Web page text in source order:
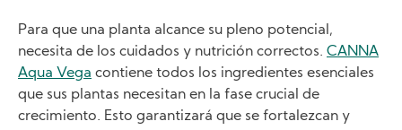
Para que una planta alcance su pleno potencial,
necesita de los cuidados y nutrición correctos. CANNA
Aqua Vega contiene todos los ingredientes esenciales
que sus plantas necesitan en la fase crucial de
crecimiento. Esto garantizará que se fortalezcan y